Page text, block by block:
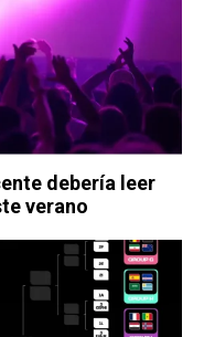
debería leer
verano